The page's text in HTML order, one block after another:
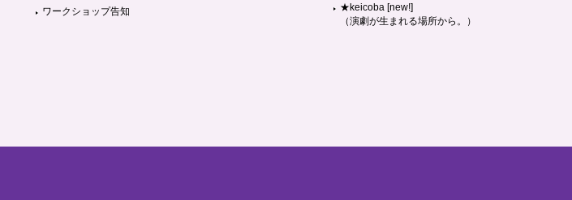
ワークショップ告知
★keicoba [new!]
（演劇が生まれる場所から。）